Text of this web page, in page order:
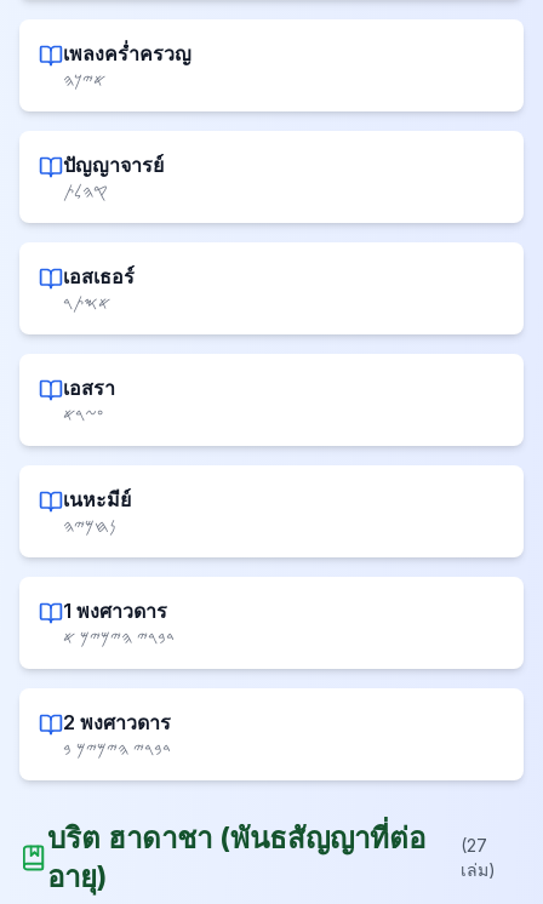
เพลงคร่ำครวญ
𐤀𐤉𐤊𐤄
ปัญญาจารย์
𐤒𐤄𐤋𐤕
เอสเธอร์
𐤀𐤎𐤕𐤓
เอสรา
𐤏𐤆𐤓𐤀
เนหะมีย์
𐤍𐤇𐤌𐤉𐤄
1 พงศาวดาร
𐤃𐤁𐤓𐤉 𐤄𐤉𐤌𐤉𐤌 𐤀
2 พงศาวดาร
𐤃𐤁𐤓𐤉 𐤄𐤉𐤌𐤉𐤌 𐤁
บริต ฮาดาชา(พันธสัญญาที่ต่อ
อายุ)
(27
เล่ม)